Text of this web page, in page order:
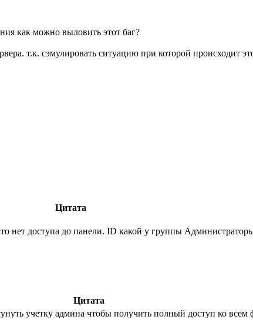
как можно выловить этот баг?
т.к. сэмулировать ситуацию при которой происходит
Цитата
нет доступа до панели. ID какой у группы
Цитата
учетку админа чтобы получить полный доступ ко всем